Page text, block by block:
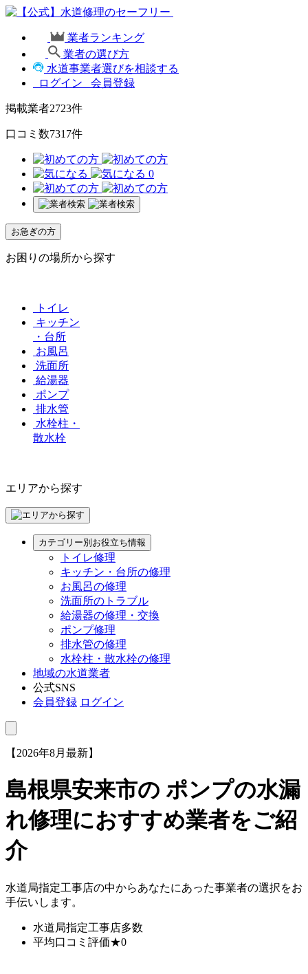
業者ランキング
業者の選び方
水道事業者選びを相談する
ログイン
会員登録
掲載業者2723件
口コミ数7317件
0
お急ぎの方
お困りの場所から探す
トイレ
キッチン
・台所
お風呂
洗面所
給湯器
ポンプ
排水管
水栓柱・
散水栓
エリアから探す
カテゴリー別お役立ち情報
トイレ修理
キッチン・台所の修理
お風呂の修理
洗面所のトラブル
給湯器の修理・交換
ポンプ修理
排水管の修理
水栓柱・散水栓の修理
地域の水道業者
公式SNS
会員登録 ログイン
【2026年8月最新】
島根県安来市の ポンプの水漏
れ修理におすすめ業者をご紹
介
水道局指定工事店の中からあなたにあった事業者の選択をお
手伝いします。
水道局指定工事店多数
平均口コミ評価★0